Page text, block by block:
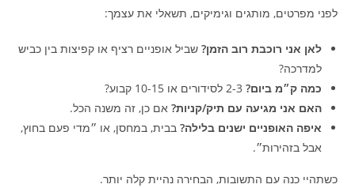
לפני מפרטים, מותגים וגימיקים, תשאלי את עצמך:
לאן אני רוכבת רוב הזמן? שביל אופניים רציף או קפיצות בין כביש
למדרכה?
כמה ק״מ ביום?
האם אני מגיעה עם תיק/קניות? אם כן, זה משנה הכל.
איפה האופניים ישנים בלילה? בבית, במחסן, או ״מדי פעם בחוץ,
אבל בזהירות״.
כשתהיי כנה עם התשובות, הבחירה נהיית קלה יותר.